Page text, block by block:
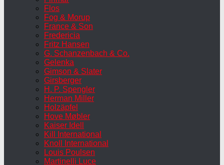
Flos
Fog & Morup
France & Son
Fredericia
Fritz Hansen
G. Schanzenbach & Co.
Gelenka
Gimson & Slater
Girsberger
H. P. Spengler
Herman Miller
Holzäpfel
Hove Møbler
Kaiser Idell
Kill International
Knoll International
Louis Poulsen
Martinelli Luce